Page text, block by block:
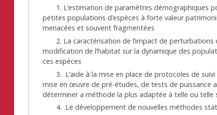
1. L’estimation de paramètres démographiques
petites populations d’espèces à forte valeur
menacées et souvent fragmentées
2. La caractérisation de l’impact de perturbations
modification de l’habitat sur la dynamique des
ces espèces
3. L’aide à la mise en place de protocoles de suivi
mise en œuvre de pré-études, de tests de puissance
déterminer a méthode la plus adaptée à telle ou telle
4. Le développement de nouvelles méthodes